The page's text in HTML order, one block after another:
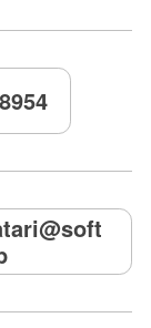
兼ねなく頼っ
りたい、そ
いう間に時間
明日もお仕事